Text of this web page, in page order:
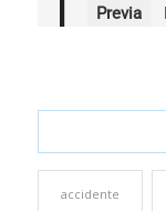
accidente